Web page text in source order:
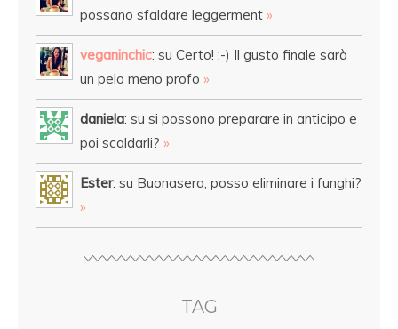
possano sfaldare leggerment »
veganinchic: su Certo! :-) Il gusto finale sarà
un pelo meno profo »
daniela: su si possono preparare in anticipo e
poi scaldarli? »
Ester: su Buonasera, posso eliminare i funghi?
»
TAG